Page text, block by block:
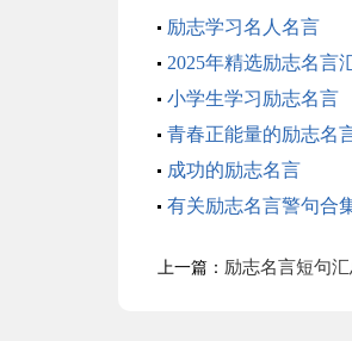
励志学习名人名言
2025年精选励志名言
小学生学习励志名言
青春正能量的励志名
成功的励志名言
有关励志名言警句合
上一篇： 励志名言短句